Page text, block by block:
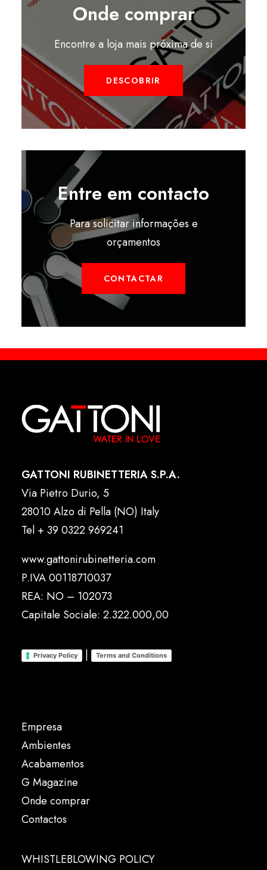
Onde comprar
Encontre a loja mais próxima de si
DESCOBRIR
Entre em contacto
Para solicitar informações e
orçamentos
CONTACTAR
GATTONI RUBINETTERIA S.P.A.
Via Pietro Durio, 5
28010 Alzo di Pella (NO) Italy
Tel + 39 0322 969241
www.gattonirubinetteria.com
P.IVA 00118710037
REA: NO – 102073
Capitale Sociale: 2.322.000,00
Privacy Policy | Terms and Conditions
Empresa
Ambientes
Acabamentos
G Magazine
Onde comprar
Contactos
WHISTLEBLOWING POLICY